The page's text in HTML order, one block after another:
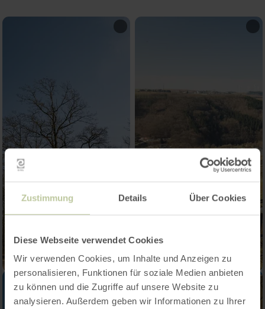
Zustimmung Details Über Cookies
Diese Webseite verwendet Cookies
Wir verwenden Cookies, um Inhalte und Anzeigen zu
personalisieren, Funktionen für soziale Medien anbieten
zu können und die Zugriffe auf unsere Website zu
analysieren. Außerdem geben wir Informationen zu Ihrer